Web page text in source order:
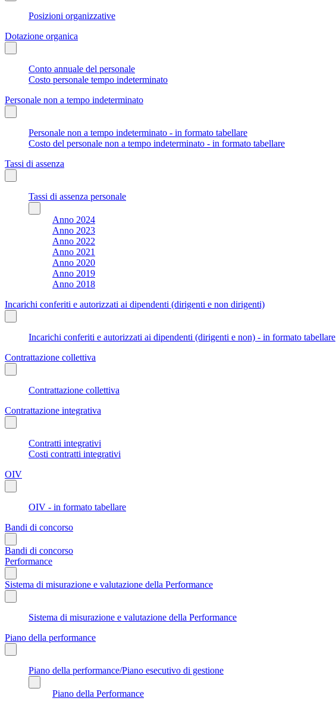
Posizioni organizzative
Dotazione organica
Conto annuale del personale
Costo personale tempo indeterminato
Personale non a tempo indeterminato
Personale non a tempo indeterminato - in formato tabellare
Costo del personale non a tempo indeterminato - in formato tabellare
Tassi di assenza
Tassi di assenza personale
Anno 2024
Anno 2023
Anno 2022
Anno 2021
Anno 2020
Anno 2019
Anno 2018
Incarichi conferiti e autorizzati ai dipendenti (dirigenti e non dirigenti)
Incarichi conferiti e autorizzati ai dipendenti (dirigenti e non) - in formato tabellare
Contrattazione collettiva
Contrattazione collettiva
Contrattazione integrativa
Contratti integrativi
Costi contratti integrativi
OIV
OIV - in formato tabellare
Bandi di concorso
Bandi di concorso
Performance
Sistema di misurazione e valutazione della Performance
Sistema di misurazione e valutazione della Performance
Piano della performance
Piano della performance/Piano esecutivo di gestione
Piano della Performance